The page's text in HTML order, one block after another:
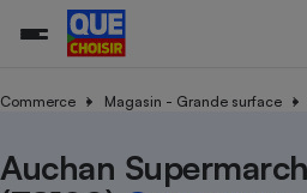
Commerce Magasin - Grande surface
Auchan
Toutes les actualités
Tous les services
Tous nos combats
L’association